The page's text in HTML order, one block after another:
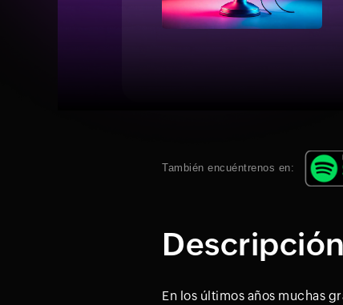
También encuéntrenos en:
En los últimos años muchas